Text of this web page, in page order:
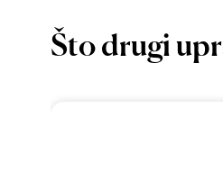
Što drugi